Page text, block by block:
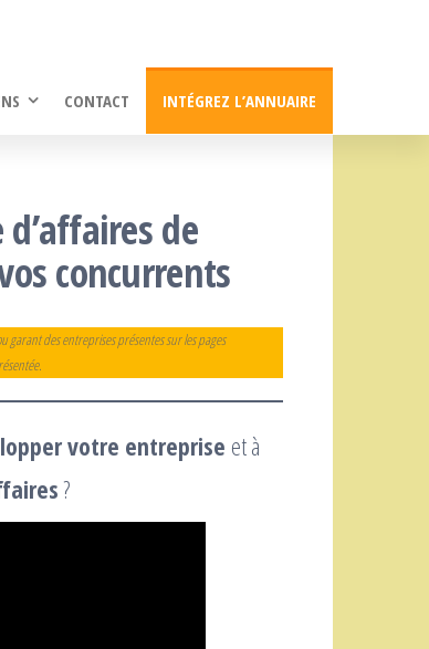
CONTACT INTÉGREZ L’ANNUAIRE
de
concurrents
garant des entreprises présentes sur les pages
votre entreprise et à
?